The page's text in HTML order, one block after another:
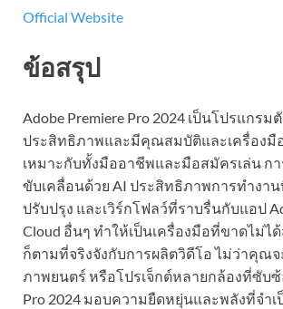
Official Website
ข้อสรุป
Adobe Premiere Pro 2024 เป็นโปรแกร
ประสิทธิภาพและมีคุณสมบัติและเครื่องมื
เหมาะกับทั้งมืออาชีพและมือสมัครเล่น ก
ขับเคลื่อนด้วย AI ประสิทธิภาพการทำงา
ปรับปรุง และเวิร์กโฟลว์ที่ราบรื่นกับแอป
Cloud อื่นๆ ทำให้เป็นเครื่องมือที่ขาดไม่ไ
ก็ตามที่จริงจังกับการผลิตวิดีโอ ไม่ว่าคุณ
ภาพยนตร์ หรือโปรเจ็กต์หลายกล้องที่ซับซ้
Pro 2024 มอบความยืดหยุ่นและพลังที่จำเ